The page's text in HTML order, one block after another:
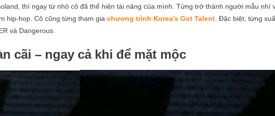
thì ngay từ nhỏ cô đã thể hiện tài năng của mình. Từng trở thành người mẫu nhí
hip-hop. Cô cũng từng tham gia chương trình Korea’s Got Talent . Đặc biệt, từng
và Dangerous.
cãi – ngay cả khi để mặt mộc